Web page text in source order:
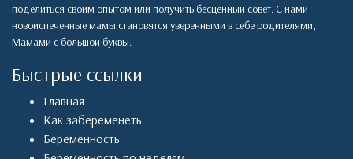
поделиться своим опытом или получить бесценный совет. С нами
новоиспеченные мамы становятся уверенными в себе родителями,
Мамами с большой буквы.
Быстрые ссылки
Главная
Как забеременеть
Беременность